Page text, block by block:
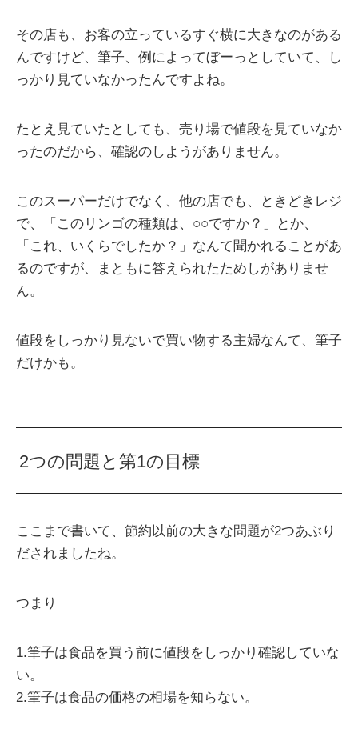
その店も、お客の立っているすぐ横に大きなのがある
んですけど、筆子、例によってぼーっとしていて、し
っかり見ていなかったんですよね。
たとえ見ていたとしても、売り場で値段を見ていなか
ったのだから、確認のしようがありません。
このスーパーだけでなく、他の店でも、ときどきレジ
で、「このリンゴの種類は、○○ですか？」とか、
「これ、いくらでしたか？」なんて聞かれることがあ
るのですが、まともに答えられたためしがありませ
ん。
値段をしっかり見ないで買い物する主婦なんて、筆子
だけかも。
2つの問題と第1の目標
ここまで書いて、節約以前の大きな問題が2つあぶり
だされましたね。
つまり
1.筆子は食品を買う前に値段をしっかり確認していな
い。
2.筆子は食品の価格の相場を知らない。